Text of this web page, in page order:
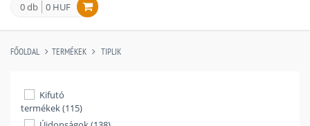
0 db 0 HUF
FŐOLDAL TERMÉKEK TIPLIK
Kifutó
termékek (115)